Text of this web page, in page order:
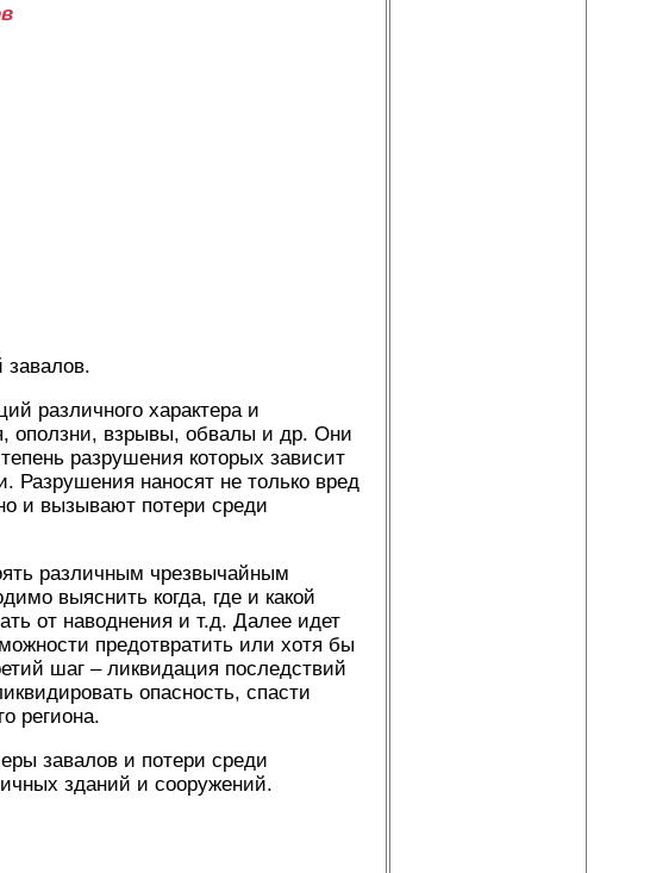
завалов.
различного характера и
оползни, взрывы, обвалы и др. Они
разрушения которых зависит
Разрушения наносят не только вред
и вызывают потери среди
различным чрезвычайным
выяснить когда, где и какой
от наводнения и т.д. Далее идет
предотвратить или хотя бы
шаг – ликвидация последствий
опасность, спасти
региона.
завалов и потери среди
зданий и сооружений.